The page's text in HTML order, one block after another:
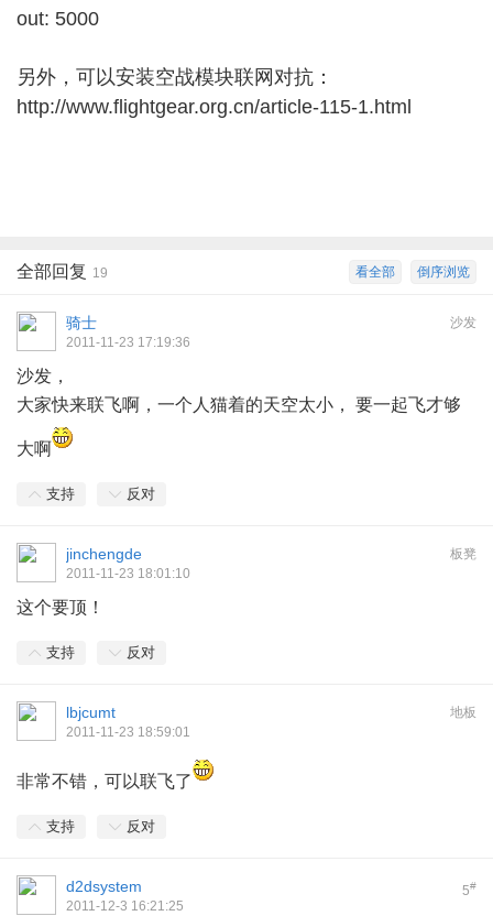
out: 5000
另外，可以安装空战模块联网对抗：
http://www.flightgear.org.cn/article-115-1.html
倒序浏览
看全部
全部回复 19
沙发
骑士
2011-11-23 17:19:36
沙发，
大家快来联飞啊，一个人猫着的天空太小， 要一起飞才够
大啊
支持 反对
板凳
jinchengde
2011-11-23 18:01:10
这个要顶！
支持 反对
地板
lbjcumt
2011-11-23 18:59:01
非常不错，可以联飞了
支持 反对
5#
d2dsystem
2011-12-3 16:21:25